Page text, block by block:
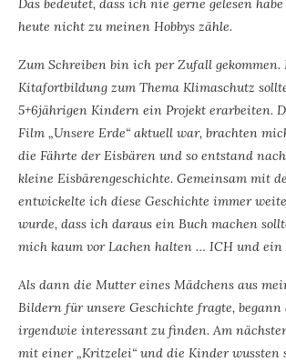
heute nicht zu meinen Hobbys zähle.
Zum Schreiben bin ich per Zufall
Kitafortbildung zum Thema Klimaschutz
5+6jährigen Kindern ein Projekt erarbeiten.
Film „Unsere Erde“ aktuell war, brachten
die Fährte der Eisbären und so entstand
kleine Eisbärengeschichte. Gemeinsam mit
entwickelte ich diese Geschichte immer
wurde, dass ich daraus ein Buch machen
mich kaum vor Lachen halten … ICH und ein
Als dann die Mutter eines Mädchens aus
Bildern für unsere Geschichte fragte,
irgendwie interessant zu finden. Am
mit einer „Kritzelei“ und die Kinder wussten